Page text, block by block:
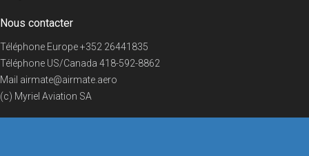
Nous contacter
Téléphone Europe+352 26441835
Téléphone US/Canada 418-592-8862
Mail airmate@airmate.aero
(c) Myriel Aviation SA